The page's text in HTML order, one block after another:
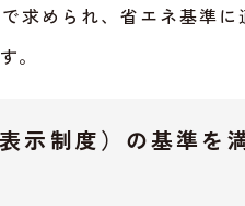
求められ、省エネ基準に
。
示制度）の基準を